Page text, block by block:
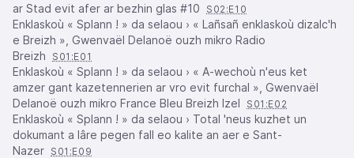
ar Stad evit afer ar bezhin glas #10
S02:E10
Enklaskoù « Splann ! » da selaou › « Lañsañ enklaskoù dizalc'h
e Breizh », Gwenvaël Delanoë ouzh mikro Radio
Breizh
S01:E01
Enklaskoù « Splann ! » da selaou › « A-wechoù n'eus ket
amzer gant kazetennerien ar vro evit furchal », Gwenvaël
Delanoë ouzh mikro France Bleu Breizh Izel
S01:E02
Enklaskoù « Splann ! » da selaou › Total 'neus kuzhet un
dokumant a lâre pegen fall eo kalite an aer e Sant-
Nazer S01:E09